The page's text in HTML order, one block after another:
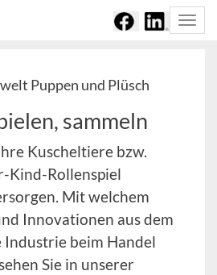
Puppen und Plüsch
sammeln
Kuscheltiere bzw.
Kind-Rollenspiel
Mit welchem
Innovationen aus dem
Industrie beim Handel
Sie in unserer